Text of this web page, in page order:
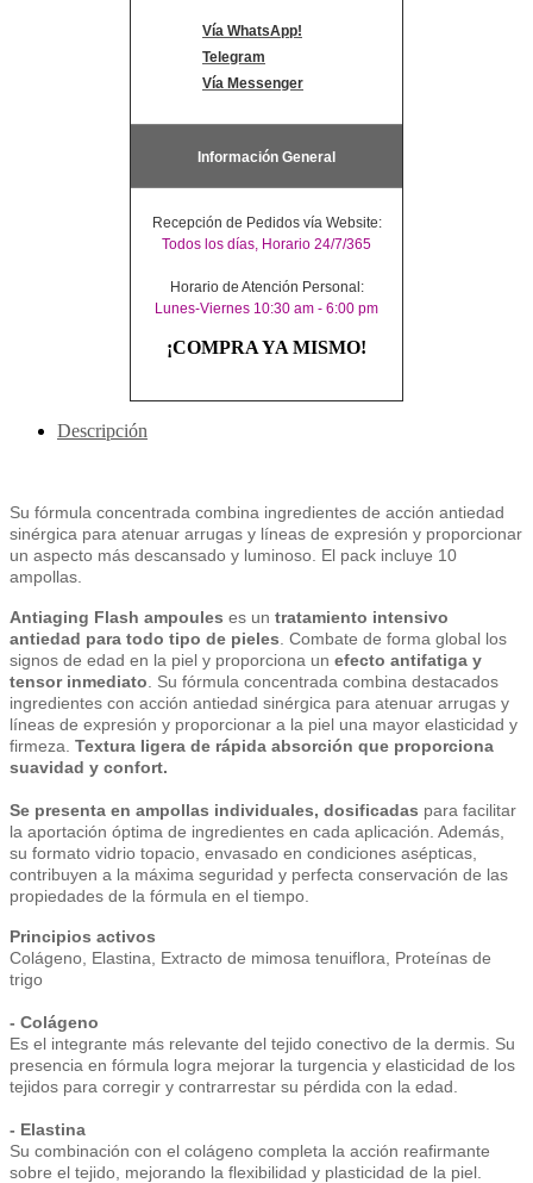
Vía WhatsApp!
Telegram
Vía Messenger
Información General
Recepción de Pedidos vía Website:
Todos los días, Horario 24/7/365
Horario de Atención Personal:
Lunes-Viernes 10:30 am - 6:00 pm
¡COMPRA YA MISMO!
Descripción
Su fórmula concentrada combina ingredientes de acción antiedad
sinérgica para atenuar arrugas y líneas de expresión y proporcionar
un aspecto más descansado y luminoso. El pack incluye 10
ampollas.
Antiaging Flash ampoules es un tratamiento intensivo
antiedad para todo tipo de pieles . Combate de forma global los
signos de edad en la piel y proporciona un efecto antifatiga y
tensor inmediato . Su fórmula concentrada combina destacados
ingredientes con acción antiedad sinérgica para atenuar arrugas y
líneas de expresión y proporcionar a la piel una mayor elasticidad y
firmeza. Textura ligera de rápida absorción que proporciona
suavidad y confort.
Se presenta en ampollas individuales, dosificadas para facilitar
la aportación óptima de ingredientes en cada aplicación. Además,
su formato vidrio topacio, envasado en condiciones asépticas,
contribuyen a la máxima seguridad y perfecta conservación de las
propiedades de la fórmula en el tiempo.
Principios activos
Colágeno, Elastina, Extracto de mimosa tenuiflora, Proteínas de
trigo
- Colágeno
Es el integrante más relevante del tejido conectivo de la dermis. Su
presencia en fórmula logra mejorar la turgencia y elasticidad de los
tejidos para corregir y contrarrestar su pérdida con la edad.
- Elastina
Su combinación con el colágeno completa la acción reafirmante
sobre el tejido, mejorando la flexibilidad y plasticidad de la piel.